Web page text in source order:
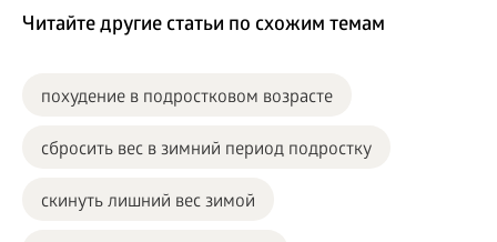
Читайте другие статьи по схожим темам
похудение в подростковом возрасте
сбросить вес в зимний период подростку
скинуть лишний вес зимой